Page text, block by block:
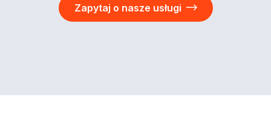
Zapytaj o nasze usługi